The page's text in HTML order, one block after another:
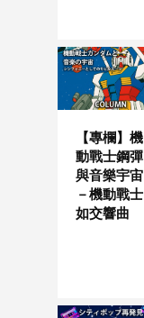
【專欄】機
動戰士鋼彈
與音樂宇宙
－機動戰士
如交響曲